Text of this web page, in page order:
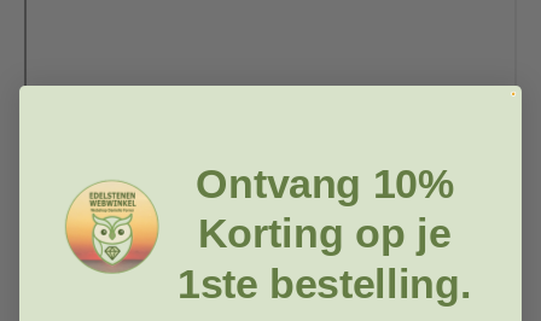
Ontvang 10%
Korting op je
1ste bestelling.